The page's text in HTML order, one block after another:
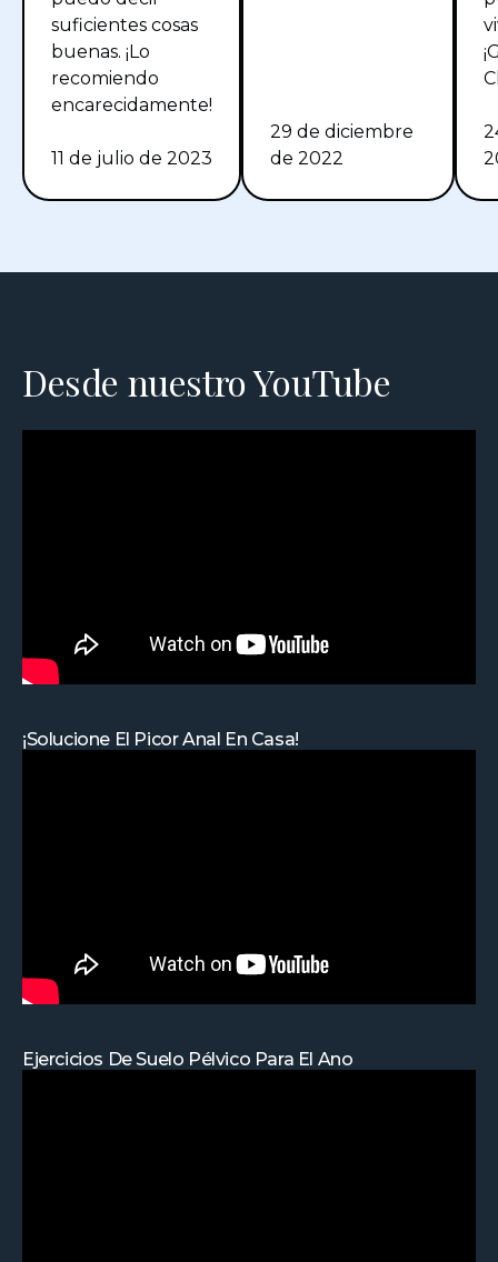
suficientes cosas
buenas. ¡Lo
recomiendo
encarecidamente!
11 de julio de 2023
29 de diciembre
de 2022
Desde nuestro YouTube
¡Solucione El Picor Anal En Casa!
Ejercicios De Suelo Pélvico Para El Ano